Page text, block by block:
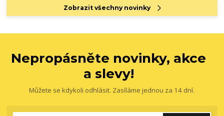
Zobrazit všechny novinky
Nepropásněte novinky, akce
a slevy!
Můžete se kdykoli odhlásit. Zasíláme jednou za 14 dní.